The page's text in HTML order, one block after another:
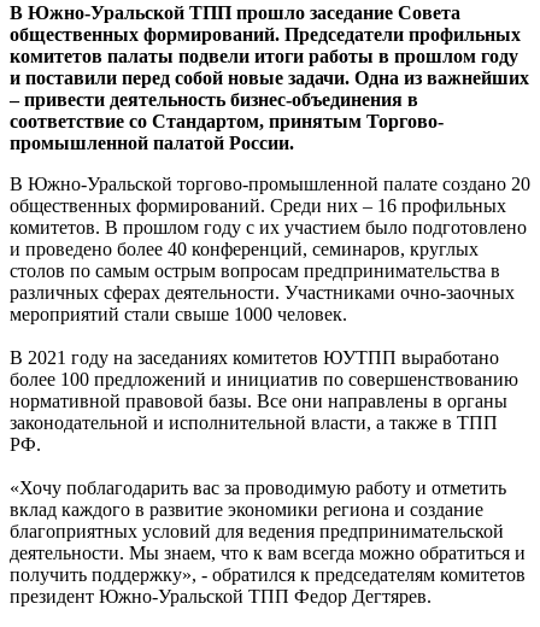
В Южно-Уральской ТПП прошло заседание Совета
общественных формирований. Председатели профильных
комитетов палаты подвели итоги работы в прошлом году
и поставили перед собой новые задачи. Одна из важнейших
– привести деятельность бизнес-объединения в
соответствие со Стандартом, принятым Торгово-
промышленной палатой России.
В Южно-Уральской торгово-промышленной палате создано 20
общественных формирований. Среди них – 16 профильных
комитетов. В прошлом году с их участием было подготовлено
и проведено более 40 конференций, семинаров, круглых
столов по самым острым вопросам предпринимательства в
различных сферах деятельности. Участниками очно-заочных
мероприятий стали свыше 1000 человек.
В 2021 году на заседаниях комитетов ЮУТПП выработано
более 100 предложений и инициатив по совершенствованию
нормативной правовой базы. Все они направлены в органы
законодательной и исполнительной власти, а также в ТПП
РФ.
«Хочу поблагодарить вас за проводимую работу и отметить
вклад каждого в развитие экономики региона и создание
благоприятных условий для ведения предпринимательской
деятельности. Мы знаем, что к вам всегда можно обратиться и
получить поддержку», - обратился к председателям комитетов
президент Южно-Уральской ТПП Федор Дегтярев.